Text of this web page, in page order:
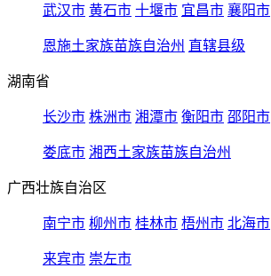
武汉市 黄石市 十堰市 宜昌市 襄阳市
恩施土家族苗族自治州 直辖县级
湖南省
长沙市 株洲市 湘潭市 衡阳市 邵阳市
娄底市 湘西土家族苗族自治州
广西壮族自治区
南宁市 柳州市 桂林市 梧州市 北海市
来宾市 崇左市